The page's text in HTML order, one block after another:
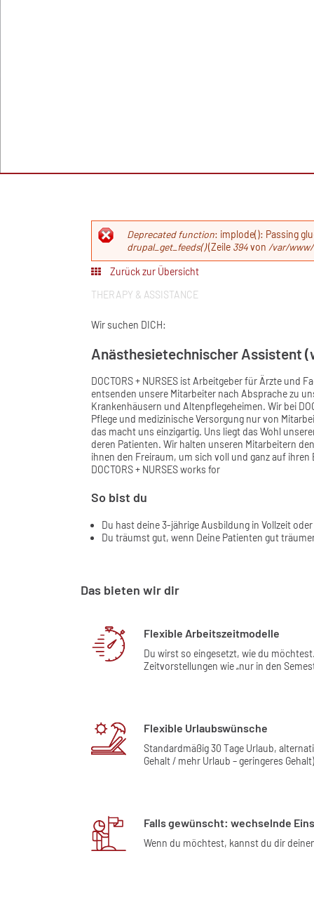
Deprecated function: implode(): Passing
drupal_get_feeds()(Zeile 394von /var/
Zurück zur Übersicht
THERAPY & ASSISTANCE
Wir suchen DICH:
Anästhesietechnischer Assistent
DOCTORS + NURSES ist Arbeitgeber für Ärzte und
entsenden unsere Mitarbeiter nach Absprache zu
Krankenhäusern und Altenpflegeheimen. Wir bei
Pflege und medizinische Versorgung nur von
das macht uns einzigartig. Uns liegt das Wohl
deren Patienten. Wir halten unseren Mitarbeitern
ihnen den Freiraum, um sich voll und ganz auf
DOCTORS + NURSES works for
So bist du
Du hast deine 3-jährige Ausbildung in Vollzeit
Du träumst gut, wenn Deine Patienten gut
Das bieten wir dir
Flexible Arbeitszeitmodelle
Du wirst so eingesetzt, wie du
Zeitvorstellungen wie „nur in den
Flexible Urlaubswünsche
Standardmäßig 30 Tage Urlaub,
Gehalt / mehr Urlaub – geringeres
Falls gewünscht: wechselnde
Wenn du möchtest, kannst du dir